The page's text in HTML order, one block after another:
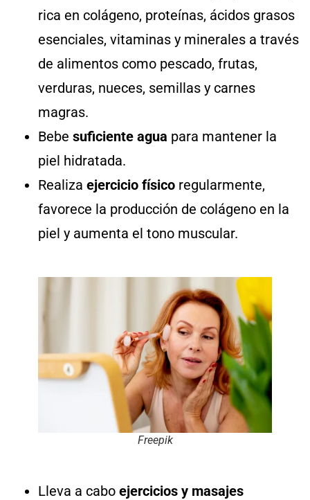
rica en colágeno, proteínas, ácidos grasos
esenciales, vitaminas y minerales a través
de alimentos como pescado, frutas,
verduras, nueces, semillas y carnes
magras.
Bebe suficiente agua para mantener la
piel hidratada.
Realiza ejercicio físico regularmente,
favorece la producción de colágeno en la
piel y aumenta el tono muscular.
Freepik
Lleva a cabo ejercicios y masajes